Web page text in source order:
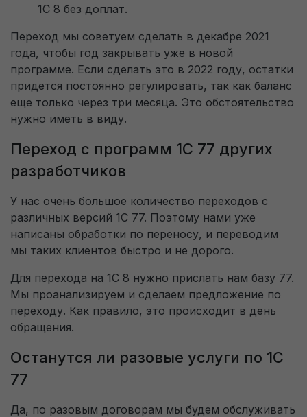
1С 8 без доплат.
Переход мы советуем сделать в декабре 2021
года, чтобы год закрывать уже в новой
программе. Если сделать это в 2022 году, остатки
придется постоянно регулировать, так как баланс
еще только через три месяца. Это обстоятельство
нужно иметь в виду.
Переход с программ 1С 77 других
разработчиков
У нас очень большое количество переходов с
различных версий 1С 77. Поэтому нами уже
написаны обработки по переносу, и переводим
мы таких клиентов быстро и не дорого.
Для перехода на 1С 8 нужно прислать нам базу 77.
Мы проанализируем и сделаем предложение по
переходу. Как правило, это происходит в день
обращения.
Останутся ли разовые услуги по 1С
77
Да, по разовым договорам мы будем обслуживать
Заявка на обратный звонок
Пользовательское соглашение на обработку
персональных данных
Технические (обязательные)
файлы cookie
Технические (обязательные) файлы cookie
необходимы для корректного
функционирования сайта и не подлежат
отключению. Эти файлы cookie не сохраняют
какую-либо информацию о пользователе и не
системы.